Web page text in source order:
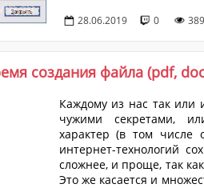
например,
структур) пользуются
28.06.2019 0
создания файла (pdf,
Каждому из нас так или
чужими секретами,
характер (в том числе
интернет-технологий
сложнее, и проще, так
Это же касается и